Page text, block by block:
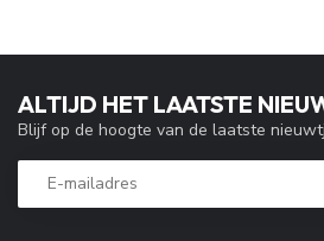
ALTIJD HET LAATSTE
Blijf op de hoogte van de laatste